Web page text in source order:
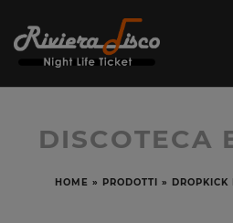
DISCOTECA
HOME » PRODOTTI »